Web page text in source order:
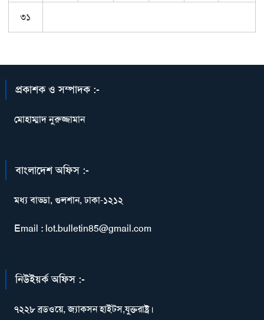
৩১
প্রকাশক ও সম্পাদক :-
মোহাম্মাদ নুরুজ্জামান
বাংলাদেশ অফিস :-
মধ্য বাড্ডা, গুলশান, ঢাকা-১২১২
Email : lot.bulletin85@gmail.com
নিউইয়র্ক অফিস :-
৭২২৮ ব্রডওয়ে, জ্যাকসন হাইটস,যুক্তরাষ্ট্র।